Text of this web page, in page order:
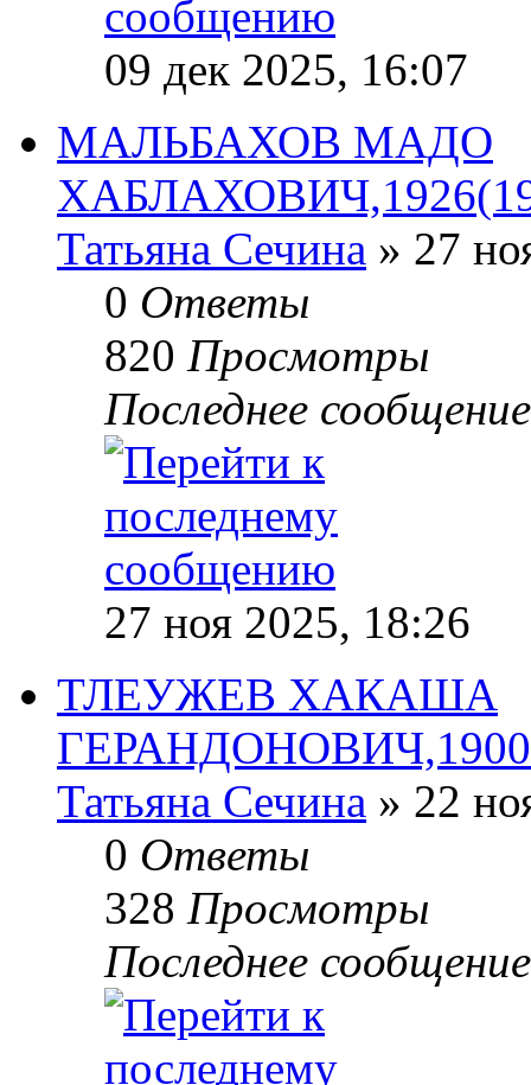
09 дек 2025, 16:07
МАЛЬБАХОВ МАДО
Татьяна Сечина » 27
0 Ответы
820 Просмотры
Последнее
27 ноя 2025, 18:26
ТЛЕУЖЕВ ХАКАША
Татьяна Сечина » 22
0 Ответы
328 Просмотры
Последнее